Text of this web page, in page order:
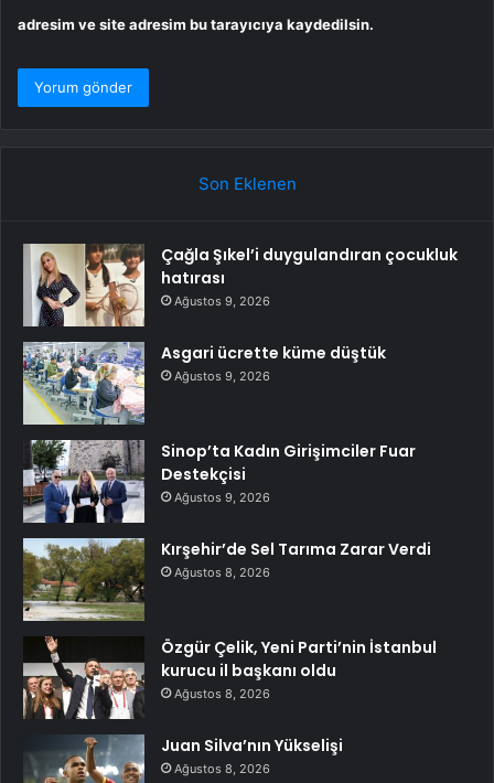
adresim ve site adresim bu tarayıcıya kaydedilsin.
Son Eklenen
Çağla Şıkel’i duygulandıran çocukluk
hatırası
Ağustos 9, 2026
Asgari ücrette küme düştük
Ağustos 9, 2026
Sinop’ta Kadın Girişimciler Fuar
Destekçisi
Ağustos 9, 2026
Kırşehir’de Sel Tarıma Zarar Verdi
Ağustos 8, 2026
Özgür Çelik, Yeni Parti’nin İstanbul
kurucu il başkanı oldu
Ağustos 8, 2026
Juan Silva’nın Yükselişi
Ağustos 8, 2026